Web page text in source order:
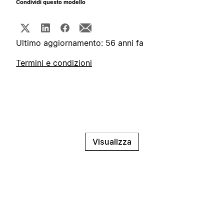
Condividi questo modello
Ultimo aggiornamento: 56 anni fa
Termini e condizioni
Visualizza